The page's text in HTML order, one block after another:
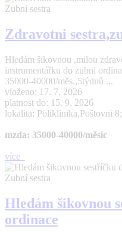
Zubní sestra
Zdravotni
Hledám šikovnou ,milou
instrumentářku do zubni
35000-40000/měs.,5týdnů ...
vloženo: 17. 7. 2026
platnost do: 15. 9. 2026
lokalita: Poliklinika,Poštovni
mzda: 35000-40000/měsic
více
Zubní sestra
Hledám šikovnou
ordinace